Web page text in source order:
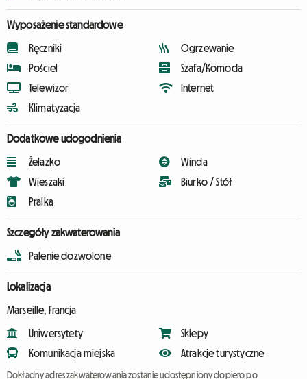
Wyposażenie standardowe
Ręczniki
Pościel
Telewizor
Klimatyzacja
Ogrzewanie
Szafa/Komoda
Internet
Dodatkowe udogodnienia
Żelazko
Wieszaki
Pralka
Winda
Biurko / Stół
Szczegóły zakwaterowania
Palenie dozwolone
Lokalizacja
Marseille, Francja
Uniwersytety
Komunikacja miejska
Sklepy
Atrakcje turystyczne
Dokładny adres zakwaterowania zostanie udostępniony dopiero po